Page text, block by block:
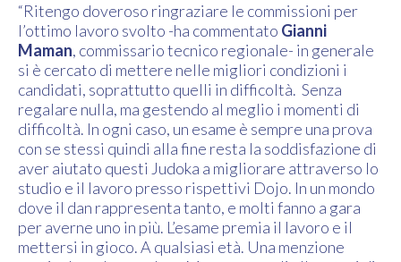
“Ritengo doveroso ringraziare le commissioni per
l’ottimo lavoro svolto -ha commentato Gianni
Maman, commissario tecnico regionale- in generale
si è cercato di mettere nelle migliori condizioni i
candidati, soprattutto quelli in difficoltà. Senza
regalare nulla, ma gestendo al meglio i momenti di
difficoltà. In ogni caso, un esame è sempre una prova
con se stessi quindi alla fine resta la soddisfazione di
aver aiutato questi Judoka a migliorare attraverso lo
studio e il lavoro presso rispettivi Dojo. In un mondo
dove il dan rappresenta tanto, e molti fanno a gara
per averne uno in più. L’esame premia il lavoro e il
mettersi in gioco. A qualsiasi età. Una menzione